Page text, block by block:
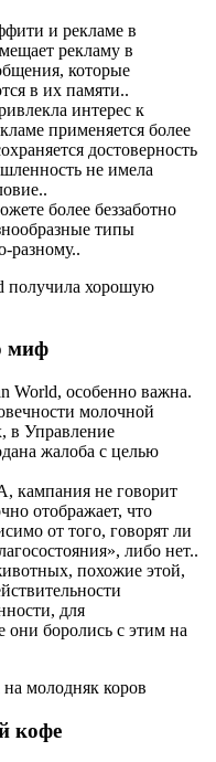
и рекламе в
рекламу в
которые
в их памяти..
интерес к
применяется более
достоверность
не имела
более беззаботно
типы
разному..
получила хорошую
миф
World, особенно важна.
молочной
в Управление
жалоба с целью
кампания не говорит
отображает, что
от того, говорят ли
либо нет..
похожие этой,
для
они боролись с этим на
молодняк коров
кофе